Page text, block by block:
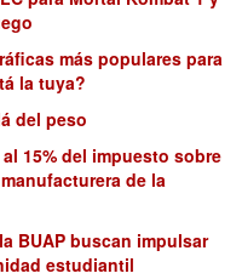
más populares para
la tuya?
del peso
15% del impuesto sobre
de la
BUAP buscan impulsar
estudiantil